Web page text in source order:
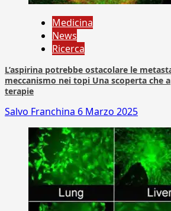
Medicina
News
Ricerca
L’aspirina potrebbe ostacolare le
meccanismo nei topi Una scoperta che
terapie
Salvo Franchina 6 Marzo 2025